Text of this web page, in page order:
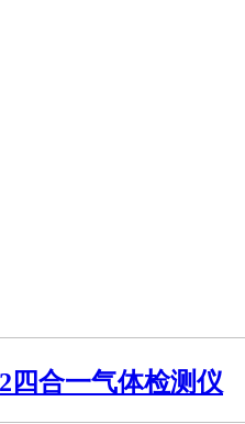
四合一气体检测仪